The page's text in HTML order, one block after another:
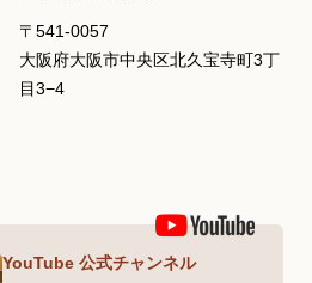
〒541-0057
大阪府大阪市中央区北久宝寺町3丁
目3−4
YouTube 公式チャンネル